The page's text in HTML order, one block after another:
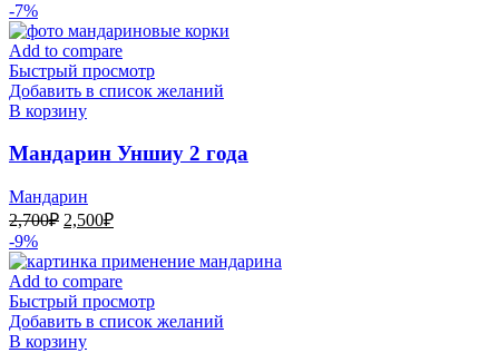
составляла
4,700₽.
4,300₽.
-7%
Add to compare
Быстрый просмотр
Добавить в список желаний
В корзину
Мандарин Уншиу 2 года
Мандарин
2,700₽ Первоначальная
составляла
2,700₽.
2,500₽Текущая
2,500₽.
-9%
Add to compare
Быстрый просмотр
Добавить в список желаний
В корзину